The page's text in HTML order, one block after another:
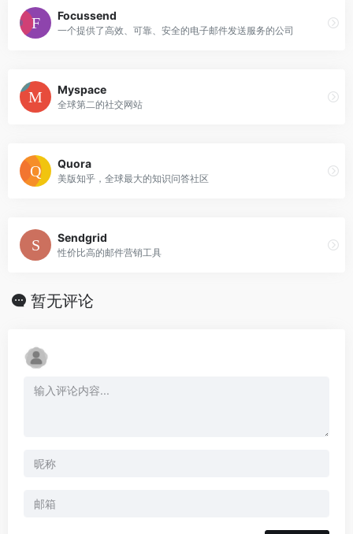
Focussend
一个提供了高效、可靠、安全的电子邮件发送服务的公司
Myspace
全球第二的社交网站
Quora
美版知乎，全球最大的知识问答社区
Sendgrid
性价比高的邮件营销工具
暂无评论